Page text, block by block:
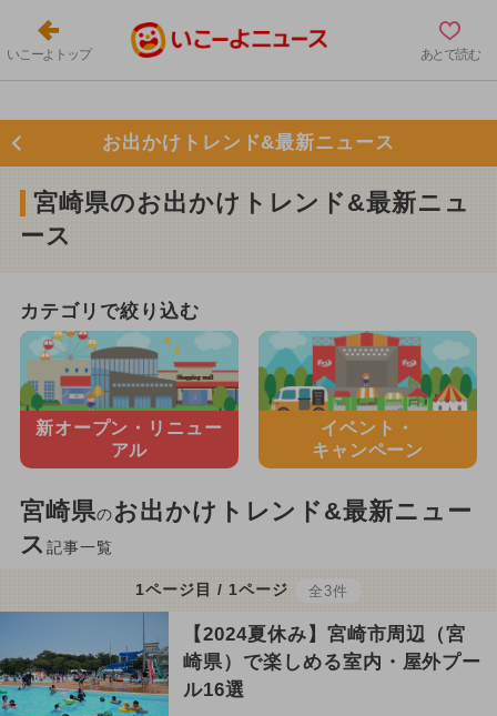
いこーよトップ あとで読む
お出かけトレンド&最新ニュース
宮崎県のお出かけトレンド&最新ニュ
ース
カテゴリで絞り込む
新オープン・ リニュー
アル
イベント・
キャンペーン
宮崎県のお出かけトレンド&最新ニュー
ス 記事一覧
1ページ目 / 1ページ 全3件
【2024夏休み】宮崎市周辺（宮
崎県）で楽しめる室内・屋外プー
ル16選